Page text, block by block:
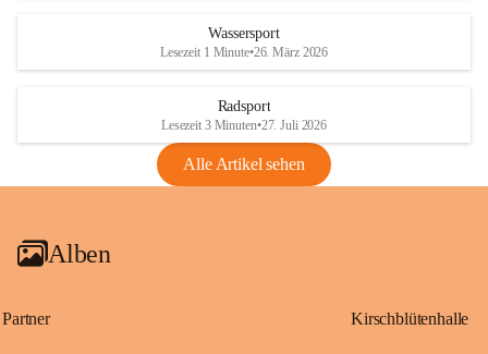
Anhang VBl. EU Nr. 18
1 Seite•1,4 MB
VBl. EU Nr. 18_2026
Wassersport
Lesezeit 1 Minute•26. März 2026
Radsport
Lesezeit 3 Minuten•27. Juli 2026
Alle Artikel sehen
Alben
Partner Kirschblütenhalle